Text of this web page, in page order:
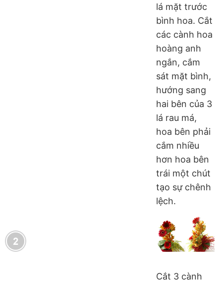
lá mặt trước
bình hoa. Cắt
các cành hoa
hoàng anh
ngắn, cắm
sát mặt bình,
hướng sang
hai bên của 3
lá rau má,
hoa bên phải
cắm nhiều
hơn hoa bên
trái một chút
tạo sự chênh
lệch.
Cắt 3 cành